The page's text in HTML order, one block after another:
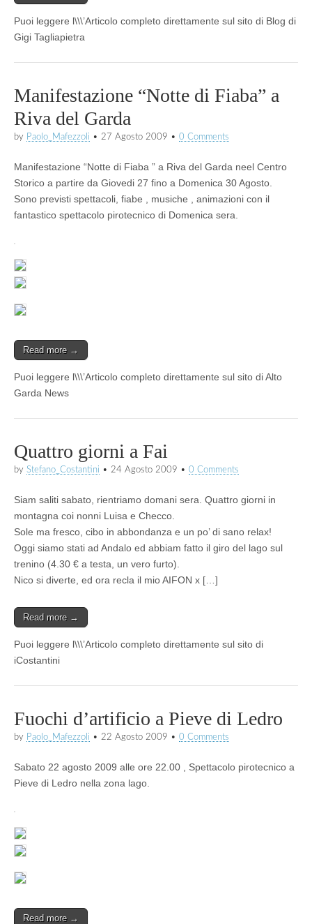
Puoi leggere l\\\’Articolo completo direttamente sul sito di Blog di
Gigi Tagliapietra
Manifestazione “Notte di Fiaba” a
Riva del Garda
by Paolo_Mafezzoli • 27 Agosto 2009 • 0 Comments
Manifestazione “Notte di Fiaba ” a Riva del Garda neel Centro
Storico a partire da Giovedi 27 fino a Domenica 30 Agosto.
Sono previsti spettacoli, fiabe , musiche , animazioni con il
fantastico spettacolo pirotecnico di Domenica sera.
Read more →
Puoi leggere l\\\’Articolo completo direttamente sul sito di Alto
Garda News
Quattro giorni a Fai
by Stefano_Costantini • 24 Agosto 2009 • 0 Comments
Siam saliti sabato, rientriamo domani sera. Quattro giorni in
montagna coi nonni Luisa e Checco.
Sole ma fresco, cibo in abbondanza e un po’ di sano relax!
Oggi siamo stati ad Andalo ed abbiam fatto il giro del lago sul
trenino (4.30 € a testa, un vero furto).
Nico si diverte, ed ora recla il mio AIFON x […]
Read more →
Puoi leggere l\\\’Articolo completo direttamente sul sito di
iCostantini
Fuochi d’artificio a Pieve di Ledro
by Paolo_Mafezzoli • 22 Agosto 2009 • 0 Comments
Sabato 22 agosto 2009 alle ore 22.00 , Spettacolo pirotecnico a
Pieve di Ledro nella zona lago.
Read more →